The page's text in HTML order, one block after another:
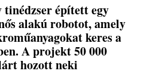
tinédzser épített egy
alakú robotot, amely
keres a
A projekt 50 000
hozott neki